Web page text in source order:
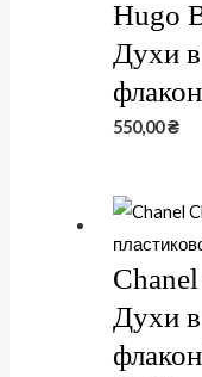
Hugo
Духи
550,00₴
Духи